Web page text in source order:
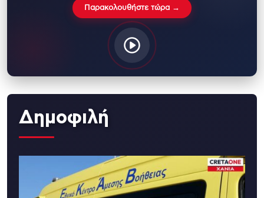
Παρακολουθήστε τώρα →
Δημοφιλή